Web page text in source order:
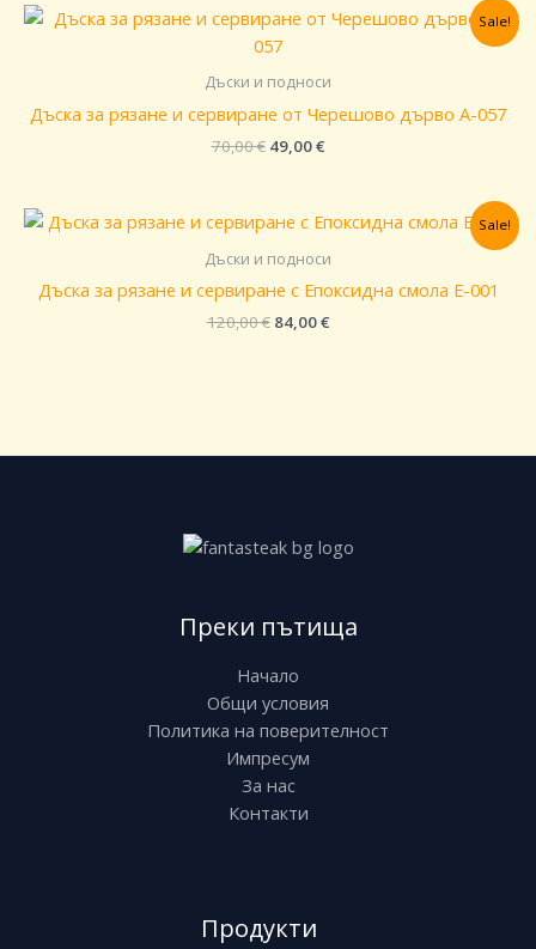
Sale!
Дъски и подноси
Дъска за рязане и сервиране от Черешово дърво A-057
70,00€
Original
was:
70,00 €.
49,00€
Текущата
цена
49,00 €.
Sale!
Дъски и подноси
Дъска за рязане и сервиране с Епоксидна смола E-001
120,00€
Original
was:
84,00€
Текущата
е:
Преки пътища
Начало
Общи условия
Политика на поверителност
Импресум
За нас
Контакти
Продукти